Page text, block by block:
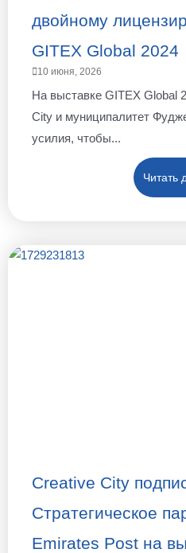
двойному
GITEX Global 2024
10 июня, 2026
На выставке GITEX Global
City и муниципалитет
усилия, чтобы...
Читать
Creative City
Стратегическое
Emirates Post на